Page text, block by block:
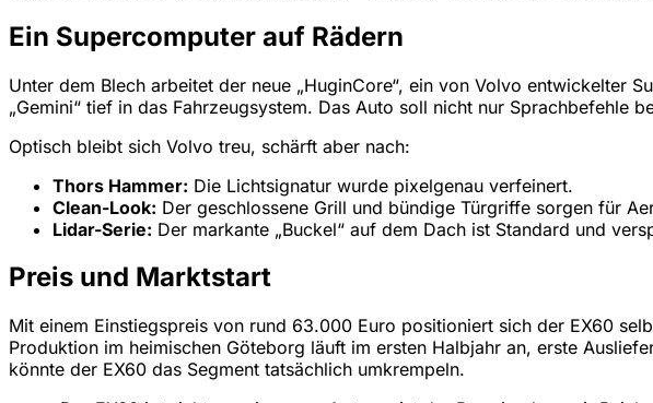
Ein Supercomputer auf Rädern
Unter dem Blech arbeitet der neue „HuginCore“, ein von Volvo entwickelter
„Gemini“ tief in das Fahrzeugsystem. Das Auto soll nicht nur Sprachbefehle
Optisch bleibt sich Volvo treu, schärft aber nach:
Thors Hammer: Die Lichtsignatur wurde pixelgenau verfeinert.
Clean-Look: Der geschlossene Grill und bündige Türgriffe sorgen für
Lidar-Serie: Der markante „Buckel“ auf dem Dach ist Standard und
Preis und Marktstart
Mit einem Einstiegspreis von rund 63.000 Euro positioniert sich der EX60
Produktion im heimischen Göteborg läuft im ersten Halbjahr an, erste
könnte der EX60 das Segment tatsächlich umkrempeln.